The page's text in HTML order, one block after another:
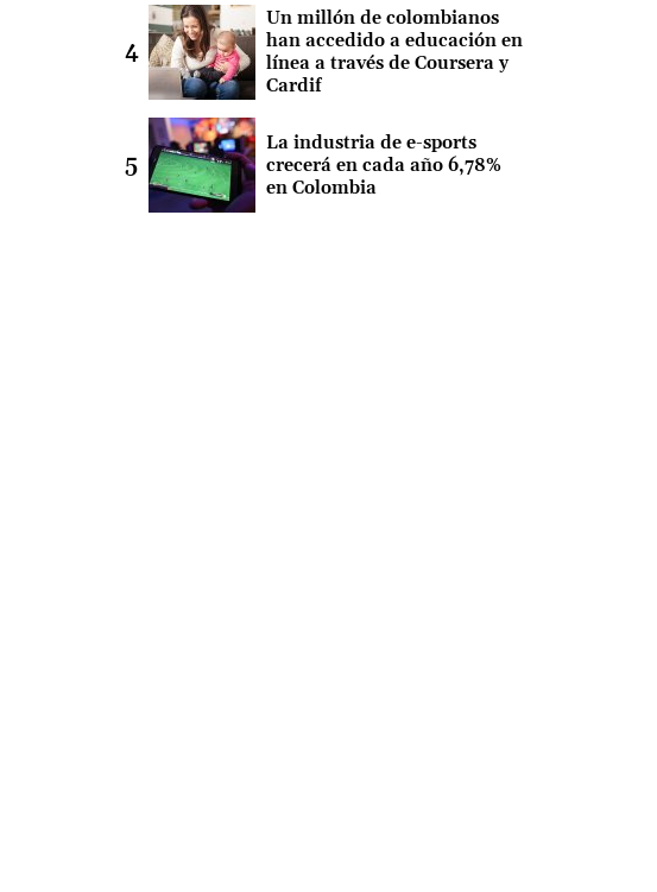
Un millón de colombianos
han accedido a educación en
línea a través de Coursera y
Cardif
La industria de e-sports
crecerá en cada año 6,78%
en Colombia